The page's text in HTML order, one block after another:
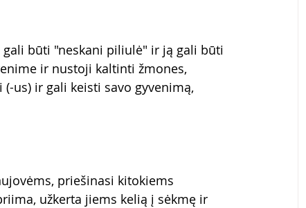
gali būti "neskani piliulė" ir ją gali būti
ir nustoji kaltinti žmones,
us) ir gali keisti savo gyvenimą,
priešinasi kitokiems
užkerta jiems kelią į sėkmę ir